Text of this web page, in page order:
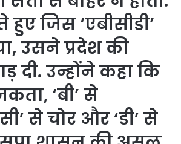
हुए जिस ‘एबीसीडी’
उसने प्रदेश की
दी. उन्होंने कहा कि
‘बी’ से
से चोर और ‘डी’ से